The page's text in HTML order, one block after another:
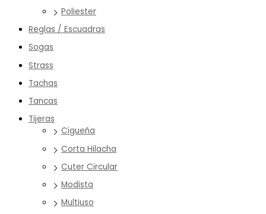
Poliester
Reglas / Escuadras
Sogas
Strass
Tachas
Tancas
Tijeras
Cigueña
Corta Hilacha
Cuter Circular
Modista
Multiuso